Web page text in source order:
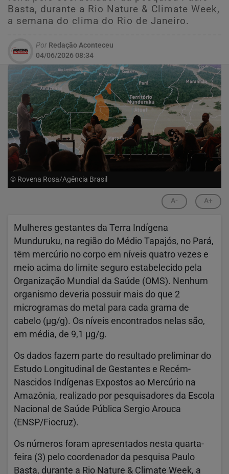
Basta, durante a Rio Nature & Climate Week,
a semana do clima do Rio de Janeiro.
Por Redação Aconteceu
04/06/2026 08:34
© Rovena Rosa/Agência Brasil
A- A+
Mulheres gestantes da Terra Indígena
Munduruku, na região do Médio Tapajós, no Pará,
têm mercúrio no corpo em níveis quatro vezes e
meio acima do limite seguro estabelecido pela
Organização Mundial da Saúde (OMS). Nenhum
organismo deveria possuir mais do que 2
microgramas do metal para cada grama de
cabelo (µg/g). Os níveis encontrados nelas são,
em média, de 9,1 µg/g.
Os dados fazem parte do resultado preliminar do
Estudo Longitudinal de Gestantes e Recém-
Nascidos Indígenas Expostos ao Mercúrio na
Amazônia, realizado por pesquisadores da Escola
Nacional de Saúde Pública Sergio Arouca
(ENSP/Fiocruz).
Os números foram apresentados nesta quarta-
feira (3) pelo coordenador da pesquisa Paulo
Basta, durante a Rio Nature & Climate Week, a